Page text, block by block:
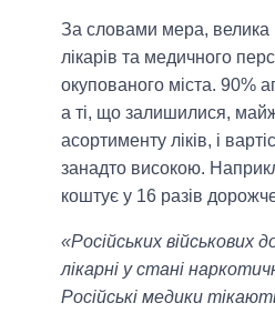
За словами мера, велика
лікарів та медичного
окупованого міста. 90%
а ті, що залишилися,
асортименту ліків, і
занадто високою.
коштує у 16 разів
«Російських військових
лікарні у стані
Російські медики